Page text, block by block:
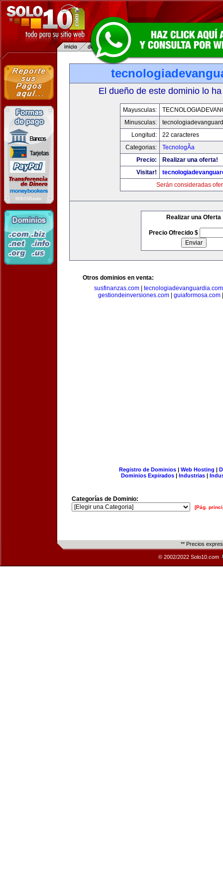
El dueño de este dominio lo
Mayusculas:
Minusculas:
Longitud:
22 caracteres
Categorias:
TecnologÃ­a
Precio:
Realizar una oferta!
Visitar!
Serán consideradas
Realizar una Oferta
Precio Ofrecido $
Otros dominios en venta:
susfinanzas.com| tecnologiadevanguardia.com
gestiondeinversiones.com| guiaformosa.com
Registro de Dominios| Web Hosting |
Dominios Expirados | Industrias |
Categorías de Dominio:
[Pág.
** Precios
© 2002/2022 Solo10.com